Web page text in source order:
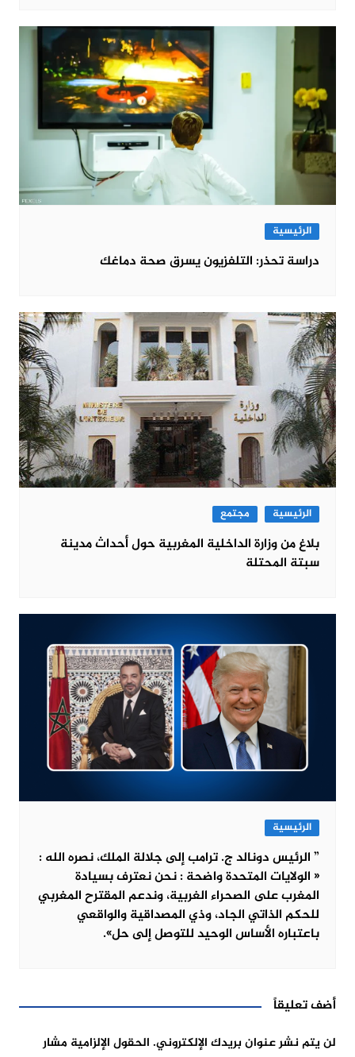
الرئيسية
دراسة تحذر: التلفزيون يسرق صحة دماغك
الرئيسية مجتمع
بلاغ من وزارة الداخلية المغربية حول أحداث مدينة
سبتة المحتلة
الرئيسية
” الرئيس دونالد ج. ترامب إلى جلالة الملك، نصره الله :
« الولايات المتحدة واضحة : نحن نعترف بسيادة
المغرب على الصحراء الغربية، وندعم المقترح المغربي
للحكم الذاتي الجاد، وذي المصداقية والواقعي
باعتباره الأساس الوحيد للتوصل إلى حل».
أضف تعليقاً
لن يتم نشر عنوان بريدك الإلكتروني. الحقول الإلزامية مشار